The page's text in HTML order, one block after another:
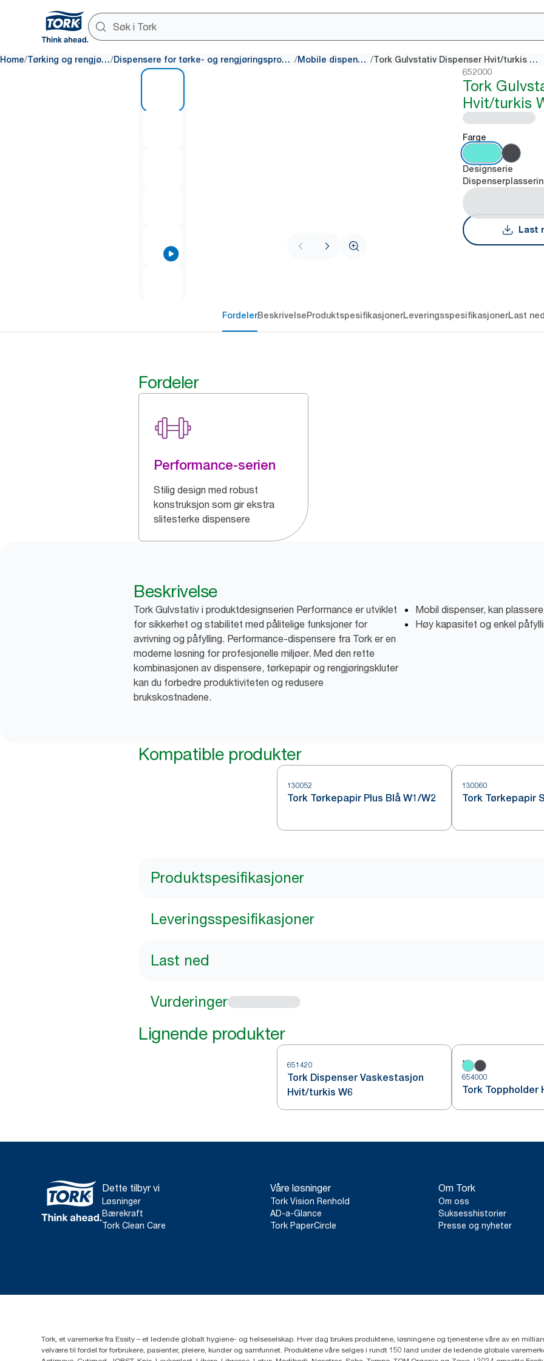
Home/ Tørking og rengjøring/ Dispensere for tørke- og rengjøringsprodukter / Mobile dispensere / Tork Gulvstativ Dispenser Hvit/turkis W1
652000
Tork
Hvit/turkis
Farge
Designserie
Last
FordelerBeskrivelseProduktspesifikasjonerLeveringsspesifikasjonerLast ned
Fordeler
Performance-serien
Stilig design med robust
konstruksjon som gir ekstra
slitesterke dispensere
Beskrivelse
Tork Gulvstativ i produktdesignserien Performance er utviklet
for sikkerhet og stabilitet med pålitelige funksjoner for
avrivning og påfylling. Performance-dispensere fra Tork er en
moderne løsning for profesjonelle miljøer. Med den rette
kombinasjonen av dispensere, tørkepapir og rengjøringskluter
kan du forbedre produktiviteten og redusere
brukskostnadene.
Mobil dispenser, kan
Høy kapasitet og enkel
Kompatible produkter
130052
Tork Tørkepapir Plus Blå W1/W2
130060
Tork Tørkepapir
Produktspesifikasjoner
Leveringsspesifikasjoner
Last ned
Vurderinger
Lignende produkter
651420
Tork Dispenser Vaskestasjon
Hvit/turkis W6
654000
Tork Toppholder
Dette tilbyr vi
Løsninger
Bærekraft
Tork Clean Care
Våre løsninger
Tork Vision Renhold
AD-a-Glance
Tork PaperCircle
Om Tork
Om oss
Suksesshistorier
Presse og nyheter
Tork, et varemerke fra Essity – et ledende globalt hygiene- og helseselskap. Hver dag brukes produktene, løsningene og tjenestene våre av en
velvære til fordel for forbrukere, pasienter, pleiere, kunder og samfunnet. Produktene våre selges i rundt 150 land under de ledende globale